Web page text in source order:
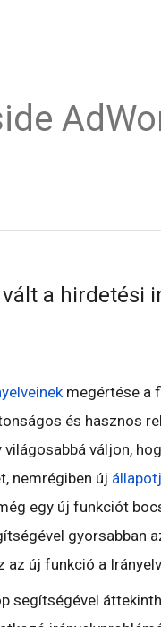
a hirdetési
megértése a
és hasznos
váljon,
nemrégiben új
egy új funkciót
gyorsabban
az új funkció a
segítségével